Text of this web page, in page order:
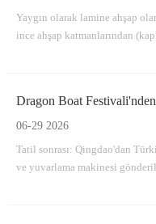
Yaygın olarak lamine ahşap
ince ahşap katmanlarından
06-29 2026
Tatil sonrası: Qingdao'dan
ve yuvarlama makinesi